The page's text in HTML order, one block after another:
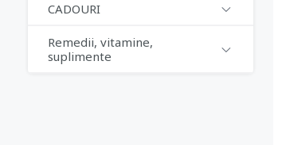
CADOURI
Remedii, vitamine,
suplimente